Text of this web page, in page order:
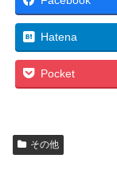
Hatena
Pocket
その他